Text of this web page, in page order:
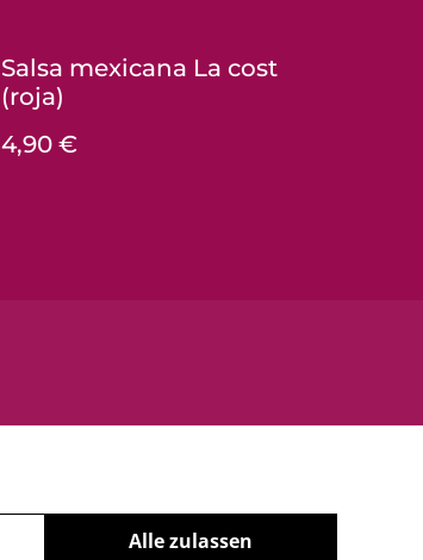
Salsa mexicana La cost
(roja)
4,90 €
Alle zulassen